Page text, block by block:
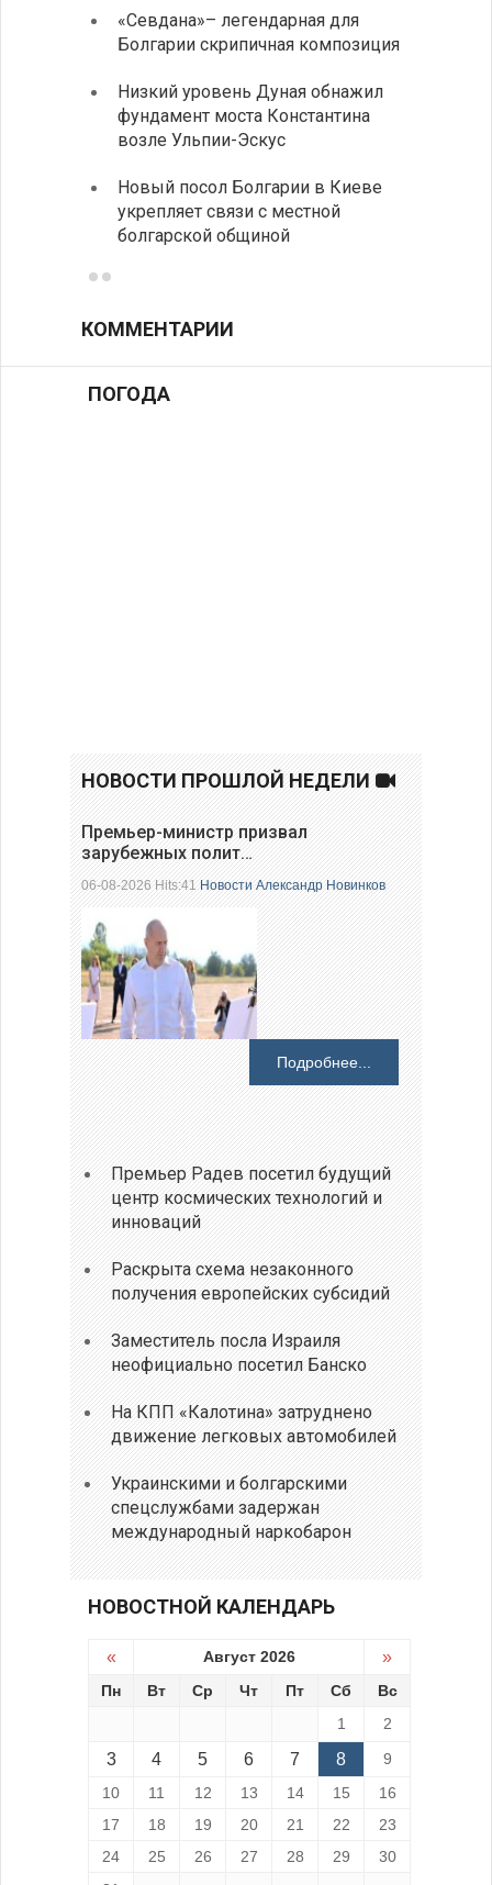
«Севдана»– легендарная для
Болгарии скрипичная композиция
Низкий уровень Дуная обнажил
фундамент моста Константина
возле Ульпии-Эскус
Новый посол Болгарии в Киеве
укрепляет связи с местной
болгарской общиной
КОММЕНТАРИИ
ПОГОДА
НОВОСТИ ПРОШЛОЙ НЕДЕЛИ
Премьер-министр призвал
зарубежных полит…
06-08-2026 Hits:41Новости Александр Новинков
Подробнее...
Премьер Радев посетил будущий
центр космических технологий и
инноваций
Раскрыта схема незаконного
получения европейских субсидий
Заместитель посла Израиля
неофициально посетил Банско
На КПП «Калотина» затруднено
движение легковых автомобилей
Украинскими и болгарскими
спецслужбами задержан
международный наркобарон
НОВОСТНОЙ КАЛЕНДАРЬ
« Август 2026 »
Пн Вт Ср Чт Пт Сб
Вс
1
2
3 4 5 6 7 8
9
10
11 12 13 14 15
16
17
18 19 20 21 22
23
24
25 26 27 28 29
30